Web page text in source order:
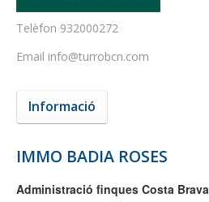
Telèfon 932000272
Email info@turrobcn.com
Informació
IMMO BADIA ROSES
Administració finques Costa Brava